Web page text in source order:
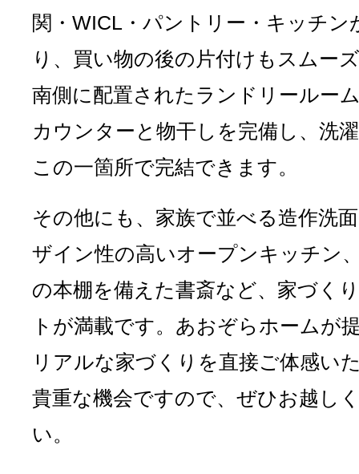
関・WICL・パントリー・キッチン
り、買い物の後の片付けもスムー
南側に配置されたランドリールー
カウンターと物干しを完備し、洗
この一箇所で完結できます。
その他にも、家族で並べる造作洗
ザイン性の高いオープンキッチン
の本棚を備えた書斎など、家づく
トが満載です。あおぞらホームが
リアルな家づくりを直接ご体感い
貴重な機会ですので、ぜひお越し
い。